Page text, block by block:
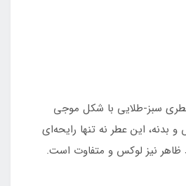
سبز-طلایی با شکل موجی
این عطر نه تنها رایحه‌ای
ظاهر نیز لوکس و متفاوت است.